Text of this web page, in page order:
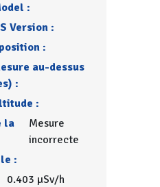
:
Version :
:
au-dessus
:
:
la
Mesure
incorrecte
:
0.403 µSv/h